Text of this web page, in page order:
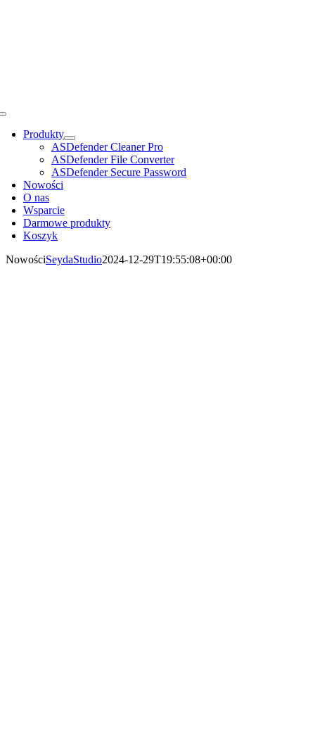
Toggle
NavigationProdukty
ASDefender Cleaner Pro
ASDefender File Converter
ASDefender Secure Password
Nowości
O nas
Wsparcie
Darmowe produkty
Koszyk
NowościSeydaStudio2024-12-29T19:55:08+00:00